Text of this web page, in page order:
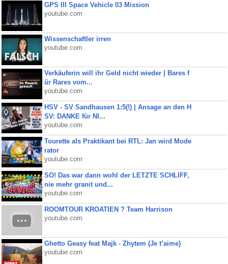
GPS III Space Vehicle 03 Mission
youtube.com
Wissenschaftler irren
youtube.com
Verkäuferin will ihr Geld nicht wieder | Bares f
ür Rares vom...
youtube.com
HSV - SV Sandhausen 1:5(!) | Ansage an den H
SV: DANKE für NI...
youtube.com
Tourette als Praktikant bei RTL: Jan wird Mode
rator
youtube.com
SO! Das war dann wohl der LETZTE SCHLIFF,
nie mehr granit und...
youtube.com
ROOMTOUR KROATIEN ? Team Harrison
youtube.com
Ghetto Geasy feat Majk - Zhytem (Je t’aime)
youtube.com